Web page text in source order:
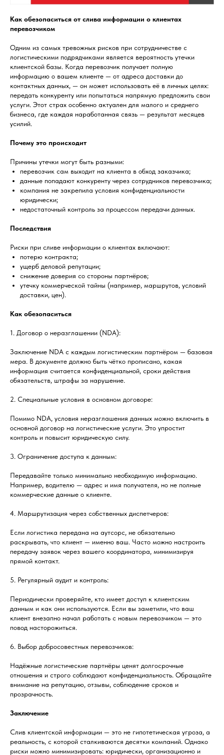
Как обезопаситься от слива информации о клиентах
перевозчиком
Одним из самых тревожных рисков при сотрудничестве с
логистическими подрядчиками является вероятность утечки
клиентской базы. Когда перевозчик получает полную
информацию о вашем клиенте — от адреса доставки до
контактных данных, — он может использовать её в личных целях:
передать конкуренту или попытаться напрямую предложить свои
услуги. Этот страх особенно актуален для малого и среднего
бизнеса, где каждая наработанная связь — результат месяцев
усилий.
Почему это происходит
Причины утечки могут быть разными:
перевозчик сам выходит на клиента в обход заказчика;
данные попадают конкуренту через сотрудников перевозчика;
компания не закрепила условия конфиденциальности
юридически;
недостаточный контроль за процессом передачи данных.
Последствия
Риски при сливе информации о клиентах включают:
потерю контракта;
ущерб деловой репутации;
снижение доверия со стороны партнёров;
утечку коммерческой тайны (например, маршрутов, условий
доставки, цен).
Как обезопаситься
1. Договор о неразглашении (NDA):
Заключение NDA с каждым логистическим партнёром — базовая
мера. В документе должно быть чётко прописано, какая
информация считается конфиденциальной, сроки действия
обязательств, штрафы за нарушение.
2. Специальные условия в основном договоре:
Помимо NDA, условия неразглашения данных можно включить в
основной договор на логистические услуги. Это упростит
контроль и повысит юридическую силу.
3. Ограничение доступа к данным:
Передавайте только минимально необходимую информацию.
Например, водителю — адрес и имя получателя, но не полные
коммерческие данные о клиенте.
4. Маршрутизация через собственных диспетчеров:
Если логистика передана на аутсорс, не обязательно
раскрывать, что клиент — именно ваш. Часто можно настроить
передачу заявок через вашего координатора, минимизируя
прямой контакт.
5. Регулярный аудит и контроль:
Периодически проверяйте, кто имеет доступ к клиентским
данным и как они используются. Если вы заметили, что ваш
клиент внезапно начал работать с новым перевозчиком — это
повод насторожиться.
6. Выбор добросовестных перевозчиков:
Надёжные логистические партнёры ценят долгосрочные
отношения и строго соблюдают конфиденциальность. Обращайте
внимание на репутацию, отзывы, соблюдение сроков и
прозрачность.
Заключение
Слив клиентской информации — это не гипотетическая угроза, а
реальность, с которой сталкиваются десятки компаний. Однако
риски можно минимизировать: юридически, организационно и